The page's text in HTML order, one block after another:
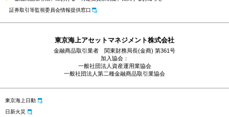
証券取引等監視委員会情報提供窓口
東京海上アセットマネジメント株式会社
金融商品取引業者 関東財務局長(金商) 第361号
加入協会：
一般社団法人資産運用業協会
一般社団法人第二種金融商品取引業協会
東京海上日動
日新火災